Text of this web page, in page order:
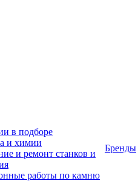
в подборе
и химии
и ремонт станков и
работы по камню
Бренды